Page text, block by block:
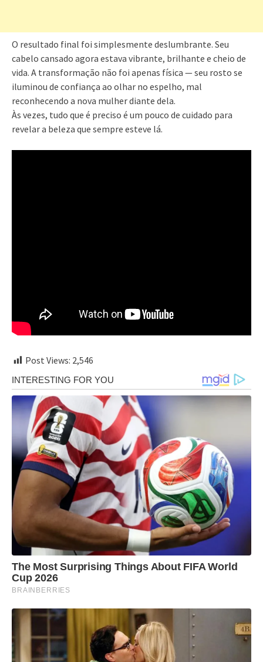
O resultado final foi simplesmente deslumbrante. Seu
cabelo cansado agora estava vibrante, brilhante e cheio de
vida. A transformação não foi apenas física — seu rosto se
iluminou de confiança ao olhar no espelho, mal
reconhecendo a nova mulher diante dela.
Às vezes, tudo que é preciso é um pouco de cuidado para
revelar a beleza que sempre esteve lá.
Post Views: 2,546